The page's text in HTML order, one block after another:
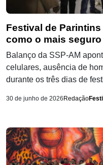
Festival de
como o mais
Balanço da SSP-AM
celulares, ausência de
durante os três dias de
30 de junho de 2026 Redação